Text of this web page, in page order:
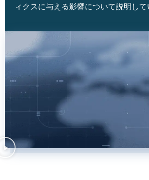
ィクスに与える影響について説明して